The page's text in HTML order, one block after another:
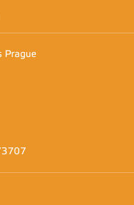
Prague